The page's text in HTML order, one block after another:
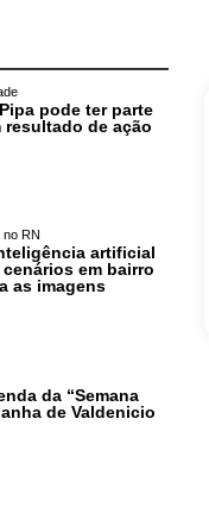
pode ter parte
resultado de ação
no RN
artificial
cenários em bairro
as imagens
da “Semana
de Valdenicio